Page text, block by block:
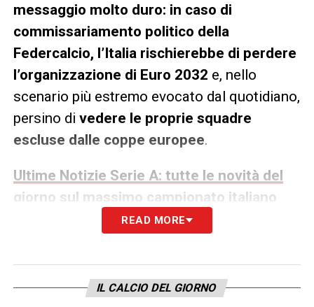
messaggio molto duro: in caso di
commissariamento politico della
Federcalcio, l’Italia rischierebbe di perdere
l’organizzazione di Euro 2032 e, nello
scenario più estremo evocato dal quotidiano,
persino di vedere le proprie squadre
escluse dalle coppe europee.
Ultime Notizie Serie A: tutte le novità del
giorno sul massimo campionato italiano
In questo contesto si inserisce anche la
. Il quadro statutario, infatti, non
consente scorciatoie: un eventuale
READ MORE
IL CALCIO DEL GIORNO